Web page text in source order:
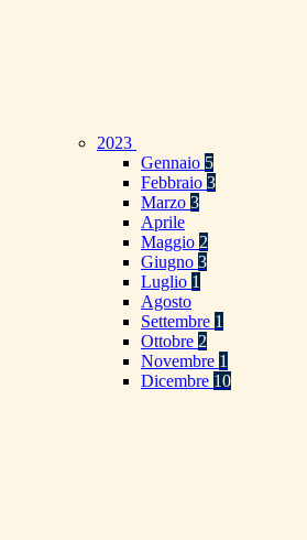
2023
Gennaio 5
Febbraio 3
Marzo 3
Aprile
Maggio 2
Giugno 3
Luglio 1
Agosto
Settembre 1
Ottobre 2
Novembre 1
Dicembre 10